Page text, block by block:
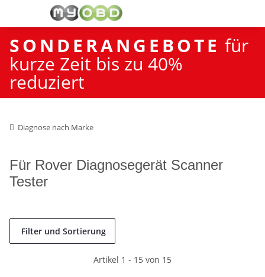
SONDERANGEBOTE für
kurze Zeit bis zu 40%
reduziert
Diagnose nach Marke
Für Rover Diagnosegerät Scanner
Tester
Filter und Sortierung
Artikel 1 - 15 von 15